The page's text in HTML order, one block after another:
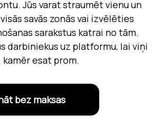
Jūs varat straumēt vienu un
savās zonās vai izvēlēties
sarakstus katrai no tām.
darbiniekus uz platformu, lai viņi
kamēr esat prom.
bez maksas